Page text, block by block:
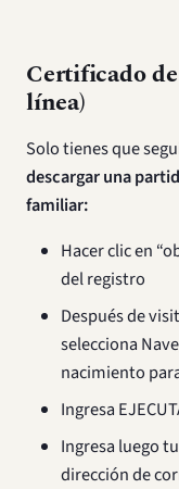
Certificado
línea)
Solo tienes que
descargar una
familiar:
Hacer clic en
del registro
Después de
selecciona
nacimiento
Ingresa
Ingresa luego
dirección de